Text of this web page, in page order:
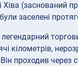
Хіва (заснований
заселені
кілометрів,
Він проходив через